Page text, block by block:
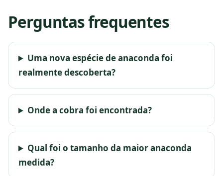
Perguntas frequentes
Uma nova espécie de anaconda foi
realmente descoberta?
Onde a cobra foi encontrada?
Qual foi o tamanho da maior anaconda
medida?